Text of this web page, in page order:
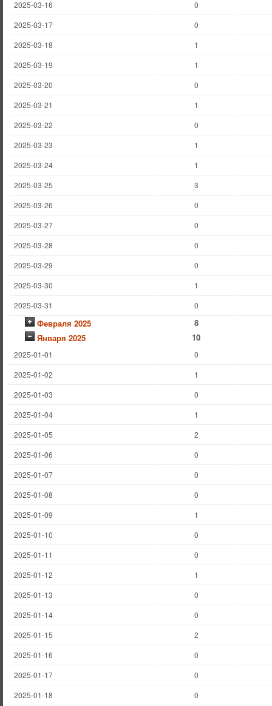
2025-03-16
0
2025-03-17
0
2025-03-18
1
2025-03-19
1
2025-03-20
0
2025-03-21
1
2025-03-22
0
2025-03-23
1
2025-03-24
1
2025-03-25
3
2025-03-26
0
2025-03-27
0
2025-03-28
0
2025-03-29
0
2025-03-30
1
2025-03-31
0
Февраля 2025
8
Января 2025
10
2025-01-01
0
2025-01-02
1
2025-01-03
0
2025-01-04
1
2025-01-05
2
2025-01-06
0
2025-01-07
0
2025-01-08
0
2025-01-09
1
2025-01-10
0
2025-01-11
0
2025-01-12
1
2025-01-13
0
2025-01-14
0
2025-01-15
2
2025-01-16
0
2025-01-17
0
2025-01-18
0